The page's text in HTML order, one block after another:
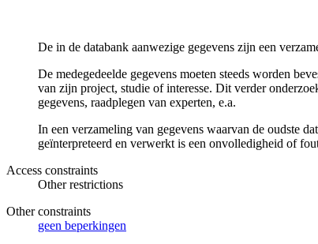
De in de databank aanwezige gegevens zijn een
De medegedeelde gegevens moeten steeds worden
van zijn project, studie of interesse. Dit verder
gegevens, raadplegen van experten, e.a.
In een verzameling van gegevens waarvan de oudste
geïnterpreteerd en verwerkt is een onvolledigheid of
Access constraints
Other restrictions
Other constraints
geen beperkingen